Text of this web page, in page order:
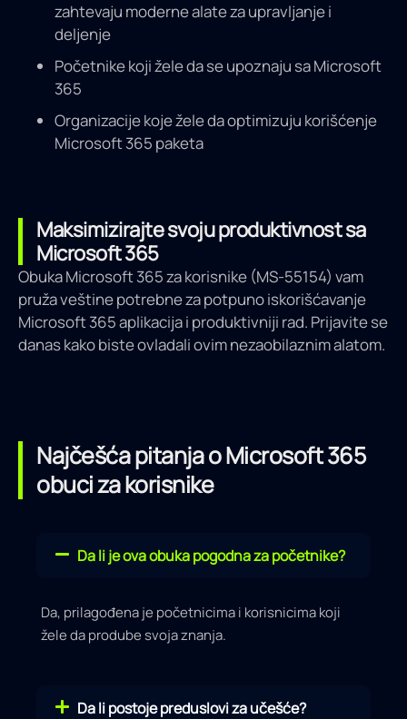
zahtevaju moderne alate za upravljanje i
deljenje
Početnike koji žele da se upoznaju sa Microsoft
365
Organizacije koje žele da optimizuju korišćenje
Microsoft 365 paketa
Maksimizirajte svoju produktivnost sa
Microsoft 365
Obuka Microsoft 365 za korisnike (MS-55154) vam
pruža veštine potrebne za potpuno iskorišćavanje
Microsoft 365 aplikacija i produktivniji rad. Prijavite se
danas kako biste ovladali ovim nezaobilaznim alatom.
Najčešća pitanja o Microsoft 365
obuci za korisnike
Da li je ova obuka pogodna za početnike?
Da, prilagođena je početnicima i korisnicima koji
žele da prodube svoja znanja.
Da li postoje preduslovi za učešće?